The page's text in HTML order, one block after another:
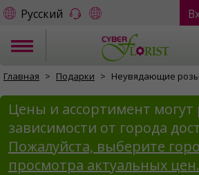
Русский
Главная Подарки Неувядающие
Цены и ассортимент могут
зависимости от города
Пожалуйста, выберите
просмотра актуальных цен.